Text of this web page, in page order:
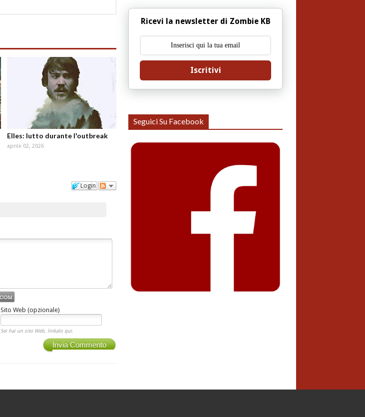
Elles: lutto durante l'outbreak
aprile 02, 2026
Login
Sito Web (opzionale)
Sei hai un sito Web, linkalo qui.
Invia Commento
Ricevi la newsletter di Zombie KB
Iscritivi
Seguici Su Facebook